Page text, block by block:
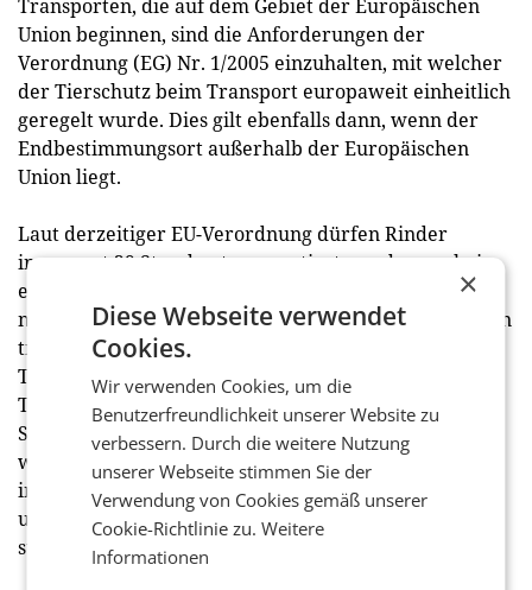
Transporten, die auf dem Gebiet der Europäischen
Union beginnen, sind die Anforderungen der
Verordnung (EG) Nr. 1/2005 einzuhalten, mit welcher
der Tierschutz beim Transport europaweit einheitlich
geregelt wurde. Dies gilt ebenfalls dann, wenn der
Endbestimmungsort außerhalb der Europäischen
Union liegt.
Laut derzeitiger EU-Verordnung dürfen Rinder
insgesamt 29 Stunden transportiert werden, wobei
eine Stunde Pause eingehalten werden muss. Auch
nicht-entwöhnte, also noch säugende Jungtiere dürfen
transportiert werden (Kälber müssen mehr als 14
Tage alt sein). Bei Schweinen beträgt die zulässige
Transportdauer 24 Stunden. Nach einer Pause von 24
Stunden darf die Maximaldauer aber beliebig oft
wiederholt werden. Lediglich für
innerösterreichische Transporte, bei denen Versand-
und Bestimmungsort in Österreich liegt, gibt es viel
strengere Bestimmungen.
×
Diese Webseite verwendet
Cookies.
Wir verwenden Cookies, um die
Benutzerfreundlichkeit unserer Website zu
verbessern. Durch die weitere Nutzung
unserer Webseite stimmen Sie der
Verwendung von Cookies gemäß unserer
Cookie-Richtlinie zu.Weitere
Informationen